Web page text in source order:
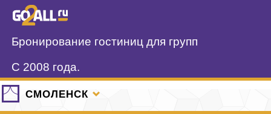
Бронирование гостиниц для групп
С 2008 года.
СМОЛЕНСК